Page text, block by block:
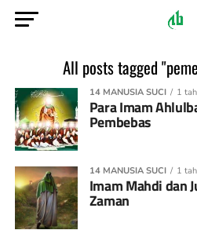
All posts tagged
14 MANUSIA SUCI 1
Para Imam
Pembebas
14 MANUSIA SUCI 1
Imam Mahdi dan
Zaman